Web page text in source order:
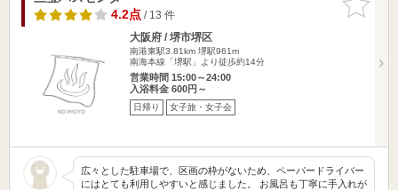
りに追加
4.2点/ 13 件
大阪府 / 堺市堺区
南港東駅3.81km 堺駅961m
南海本線「堺駅」より徒歩約14分
営業時間 15:00～24:00
入浴料金 600円～
日帰り 女子旅・女子会
広々とした駐車場で、区画の枠がないため、ペーパードライバー
にはとても利用しやすいと感じました。 お風呂も丁寧に手入れが